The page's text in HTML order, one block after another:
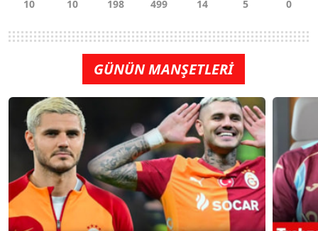
GÜNÜN MANŞETLERİ